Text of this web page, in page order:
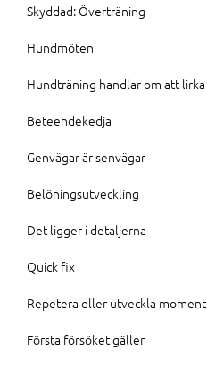
Skyddad: Överträning
Hundmöten
Hundträning handlar om att lirka
Beteendekedja
Genvägar är senvägar
Belöningsutveckling
Det ligger i detaljerna
Quick fix
Repetera eller utveckla moment
Första försöket gäller